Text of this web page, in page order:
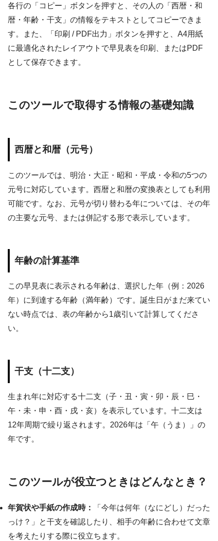
各行の「コピー」ボタンを押すと、その人の「西暦・和
暦・年齢・干支」の情報をテキストとしてコピーできま
す。また、「印刷 / PDF出力」ボタンを押すと、A4用紙
に最適化されたレイアウトで早見表を印刷、またはPDF
として保存できます。
このツールで取得する情報の基礎知識
西暦と和暦（元号）
このツールでは、明治・大正・昭和・平成・令和の5つの
元号に対応しています。西暦と和暦の変換表としても利用
可能です。なお、元号が切り替わる年については、その年
の主要な元号、または併記する形で表示しています。
年齢の計算基準
この早見表に表示される年齢は、選択した年（例： 2026
年）に到達する年齢（満年齢）です。誕生日がまだ来てい
ない時点では、表の年齢から1歳引いて計算してくださ
い。
干支（十二支）
生まれ年に対応する十二支（子・丑・寅・卯・辰・巳・
午・未・申・酉・戌・亥）を表示しています。十二支は
12年周期で繰り返されます。 2026年は「 午（うま）
」の
年です。
このツールが役立つときはどんなとき？
年賀状や手紙の作成時：
「今年は何年（なにどし）だった
っけ？」と干支を確認したり、相手の年齢に合わせて文章
を考えたりする際に役立ちます。